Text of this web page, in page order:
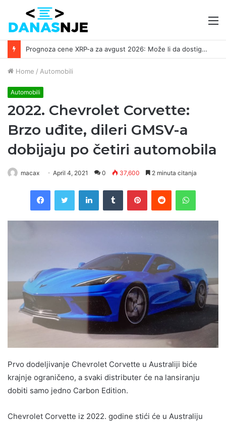
Prognoza cene XRP-a za avgust 2026: Može li da dostigne 1,50 dolara? ￼
Home / Automobili
Automobili
2022. Chevrolet Corvette:
Brzo uđite, dileri GMSV-a
dobijaju po četiri automobila
macax April 4, 2021 0 37,600 2 minuta citanja
FacebookTwitter LinkedInTumblr PinterestReddit
Prvo dodeljivanje Chevrolet Corvette u Australiji biće
krajnje ograničeno, a svaki distributer će na lansiranju
dobiti samo jedno Carbon Edition.
Chevrolet Corvette iz 2022. godine stići će u Australiju